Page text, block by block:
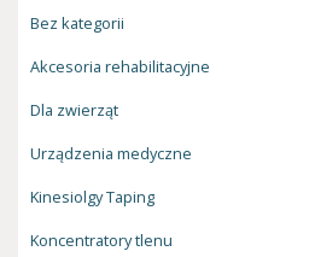
Bez kategorii
Akcesoria rehabilitacyjne
Dla zwierząt
Urządzenia medyczne
Kinesiolgy Taping
Koncentratory tlenu